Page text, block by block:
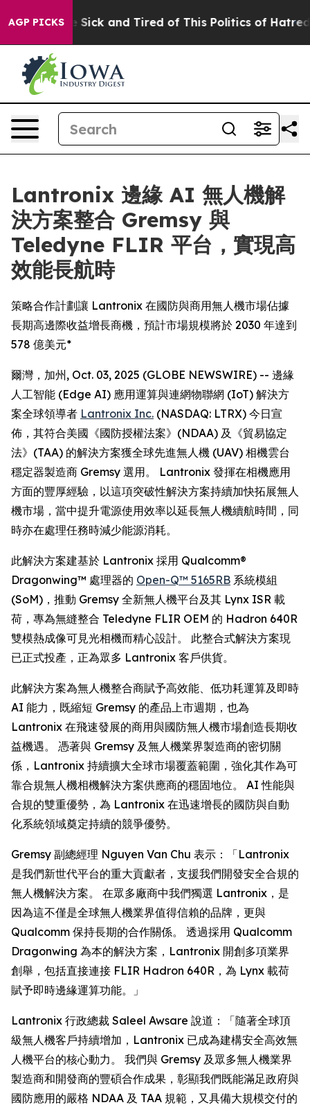
AGP PICKS
Are Sick and Tired of This Politics of Hatred” The
Lantronix 邊緣 AI 無人機解
決方案整合 Gremsy 與
Teledyne FLIR 平台，實現高
效能長航時
策略合作計劃讓 Lantronix 在國防與商用無人機市場佔據
長期高邊際收益增長商機，預計市場規模將於 2030 年達到
578 億美元*
爾灣，加州, Oct. 03, 2025 (GLOBE NEWSWIRE) -- 邊緣
人工智能 (Edge AI) 應用運算與連網物聯網 (IoT) 解決方
案全球領導者 Lantronix Inc. (NASDAQ: LTRX) 今日宣
佈，其符合美國《國防授權法案》(NDAA) 及《貿易協定
法》(TAA) 的解決方案獲全球先進無人機 (UAV) 相機雲台
穩定器製造商 Gremsy 選用。 Lantronix 發揮在相機應用
方面的豐厚經驗，以這項突破性解決方案持續加快拓展無人
機市場，當中提升電源使用效率以延長無人機續航時間，同
時亦在處理任務時減少能源消耗。
此解決方案建基於 Lantronix 採用 Qualcomm®
Dragonwing™ 處理器的 Open-Q™ 5165RB 系統模組
(SoM)，推動 Gremsy 全新無人機平台及其 Lynx ISR 載
荷，專為無縫整合 Teledyne FLIR OEM 的 Hadron 640R
雙模熱成像可見光相機而精心設計。 此整合式解決方案現
已正式投產，正為眾多 Lantronix 客戶供貨。
此解決方案為無人機整合商賦予高效能、低功耗運算及即時
AI 能力，既縮短 Gremsy 的產品上市週期，也為
Lantronix 在飛速發展的商用與國防無人機市場創造長期收
益機遇。 憑著與 Gremsy 及無人機業界製造商的密切關
係，Lantronix 持續擴大全球市場覆蓋範圍，強化其作為可
靠合規無人機相機解決方案供應商的穩固地位。 AI 性能與
合規的雙重優勢，為 Lantronix 在迅速增長的國防與自動
化系統領域奠定持續的競爭優勢。
Gremsy 副總經理 Nguyen Van Chu 表示：「Lantronix
是我們新世代平台的重大貢獻者，支援我們開發安全合規的
無人機解決方案。 在眾多廠商中我們獨選 Lantronix，是
因為這不僅是全球無人機業界值得信賴的品牌，更與
Qualcomm 保持長期的合作關係。 透過採用 Qualcomm
Dragonwing 為本的解決方案，Lantronix 開創多項業界
創舉，包括直接連接 FLIR Hadron 640R，為 Lynx 載荷
賦予即時邊緣運算功能。」
Lantronix 行政總裁 Saleel Awsare 說道：「隨著全球頂
級無人機客戶持續增加，Lantronix 已成為建構安全高效無
人機平台的核心動力。 我們與 Gremsy 及眾多無人機業界
製造商和開發商的豐碩合作成果，彰顯我們既能滿足政府與
國防應用的嚴格 NDAA 及 TAA 規範，又具備大規模交付的